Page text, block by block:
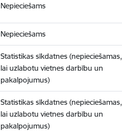
Nepieciešams
Nepieciešams
Statistikas sīkdatnes (nepieciešamas,
lai uzlabotu vietnes darbību un
pakalpojumus)
Statistikas sīkdatnes (nepieciešamas,
lai uzlabotu vietnes darbību un
pakalpojumus)